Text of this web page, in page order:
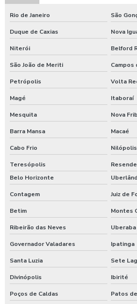
Válvula gaveta para saneamento
Válvula gaveta tipo flangeada
Válvula gaveta tipo flangeada 6 polegadas
Válvula gaveta tipo flangeada 6 polegadas
Válvula gaveta tipo flangeada preço
Válvula gaveta valor
Válvula globo
Válvula globo flangeada
Válvula limitadora de vazão
Válvula redutora de pressão 2 polegadas
Válvula redutora de pressão água
Válvula redutora de pressão caixa d água
Válvula redutora de pressão para purificador
Rio de Janeiro São
Duque de Caxias Nova
Niterói Belford
São João de Meriti Campos
Petrópolis Volta
Magé Itaboraí
Mesquita Nova
Barra Mansa Macaé
Cabo Frio Nilópolis
Teresópolis
Resende
Belo Horizonte
Contagem Juiz de
Betim Montes
Ribeirão das Neves Uberaba
Governador Valadares Ipatinga
Santa Luzia Sete
Divinópolis Ibirité
Poços de Caldas Patos